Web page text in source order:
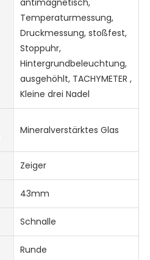
antimagnetisch,
Temperaturmessung,
Druckmessung, stoßfest,
Stoppuhr,
Hintergrundbeleuchtung,
ausgehöhlt, TACHYMETER ,
Kleine drei Nadel
Mineralverstärktes Glas
Zeiger
43mm
Schnalle
Runde